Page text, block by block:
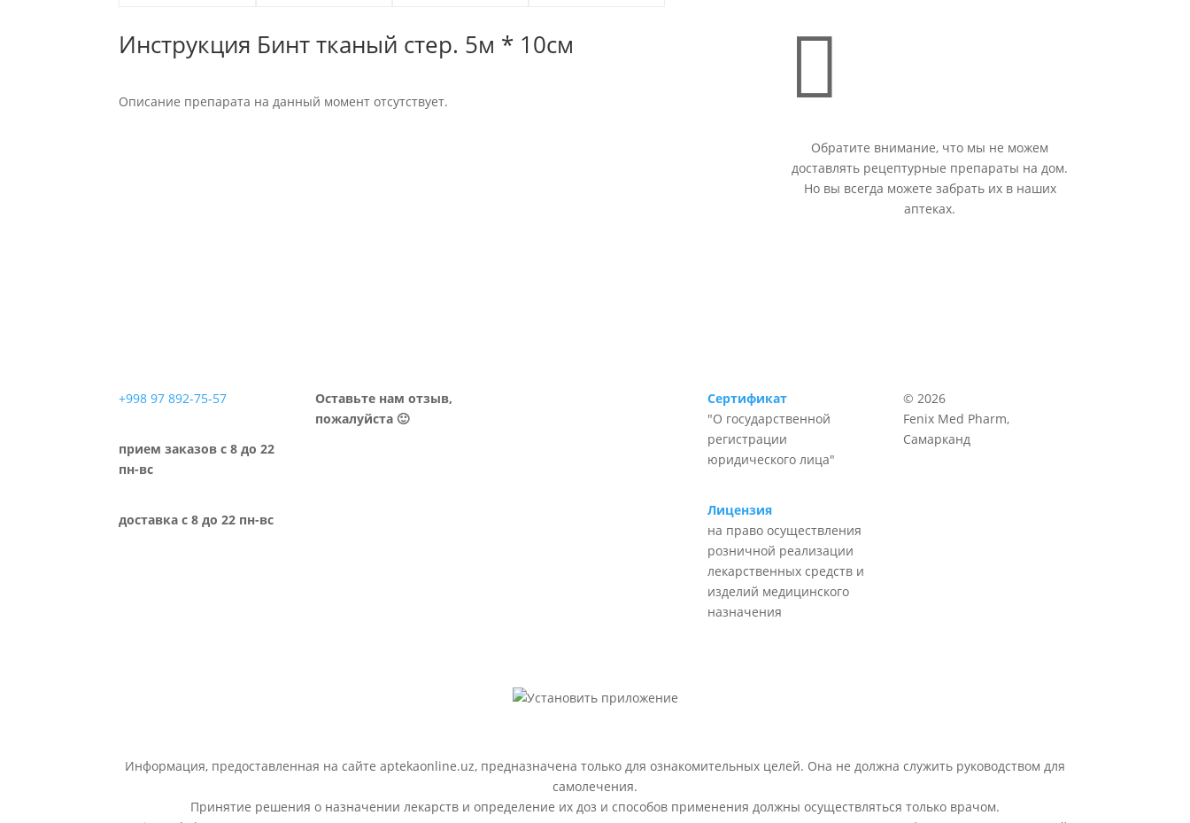
Инструкция Бинт тканый стер. 5м * 10см
Описание препарата на данный момент отсутствует. 
Обратите внимание, что мы не можем
доставлять рецептурные препараты на дом.
Но вы всегда можете забрать их в наших
аптеках.
+998 97 892-75-57
прием заказов с 8 до 22
пн-вс
доставка с 8 до 22 пн-вс
Оставьте нам отзыв,
пожалуйста 🙂
Сертификат
"О государственной
регистрации
юридического лица"
Лицензия
на право осуществления
розничной реализации
лекарственных средств и
изделий медицинского
назначения
© 2026
Fenix Med Pharm,
Самарканд
Информация, предоставленная на сайте aptekaonline.uz, предназначена только для ознакомительных целей. Она не должна служить руководством для
самолечения.
Принятие решения о назначении лекарств и определение их доз и способов применения должны осуществляться только врачом.